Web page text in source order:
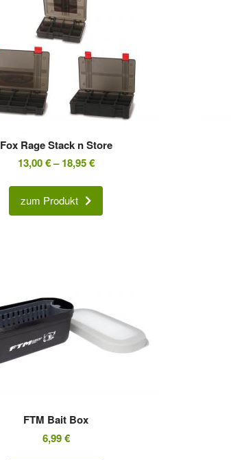
Fox Rage Stack n Store
13,00€–18,95€
zum Produkt
FTM Bait Box
6,99€